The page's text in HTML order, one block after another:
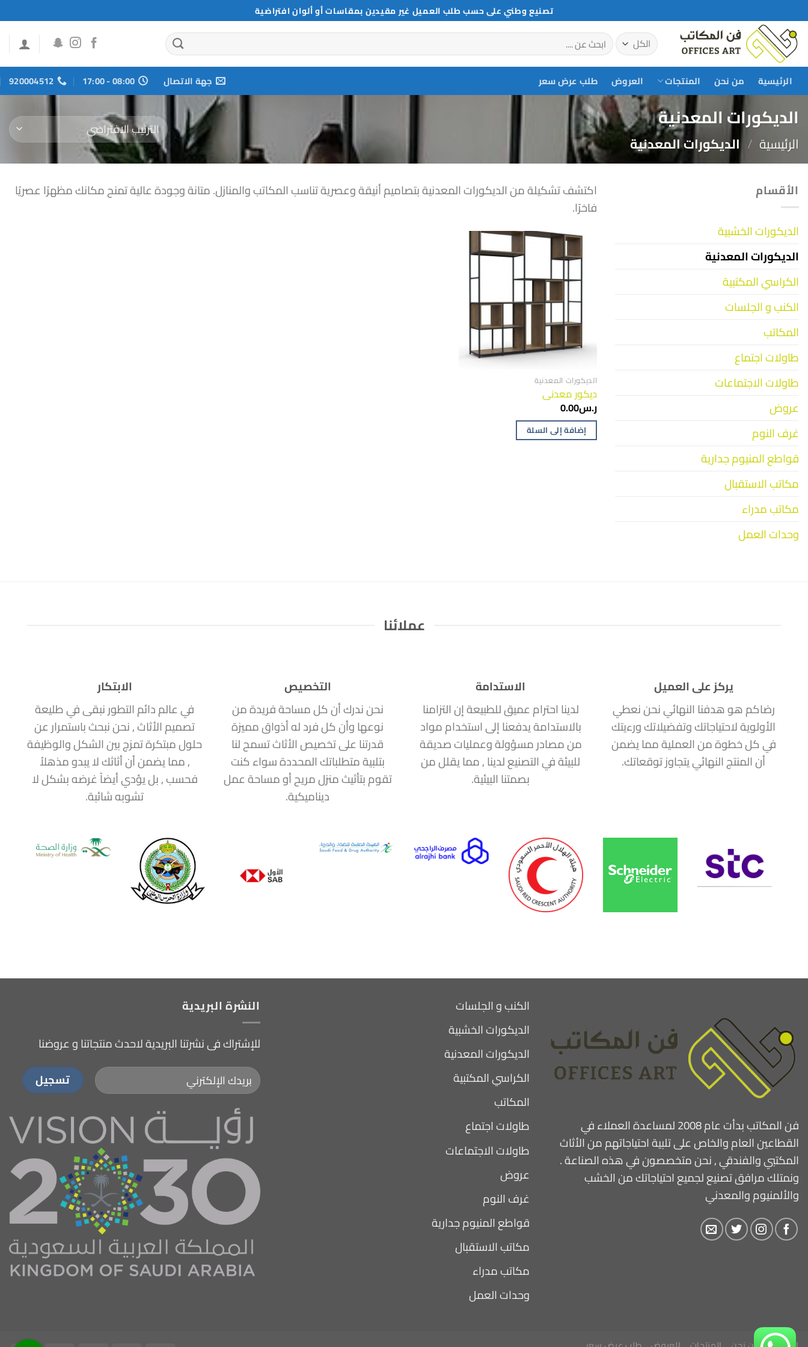
للمحتوى
تصنيع وطني على حسب طلب العميل غير مقيدين بمقاسات أو ألوان افتراضية
البحث
عن:
الرئيسية من نحن المنتجات العروض طلب عرض سعر جهة الاتصال 08:00 - 17:00
920004512
الديكورات المعدنية
الرئيسية / الديكورات المعدنية
الأقسام
الديكورات الخشبية
الديكورات المعدنية
الكراسي المكتبية
الكنب و الجلسات
المكاتب
طاولات اجتماع
طاولات الاجتماعات
عروض
غرف النوم
قواطع المنيوم جدارية
مكاتب الاستقبال
مكاتب مدراء
وحدات العمل
اكتشف تشكيلة من الديكورات المعدنية بتصاميم أنيقة وعصرية تناسب المكاتب والمنازل. متانة وجودة عالية تمنح مكانك مظهرًا عصريًا
فاخرًا.
الديكورات المعدنية
ديكور معدنى
ر.س0.00
إضافة إلى السلة
عملائنا
يركز على العميل
رضاكم هو هدفنا النهائي نحن نعطي
الأولوية لاحتياجاتك وتفضيلاتك ورءيتك
في كل خطوة من العملية مما يضمن
أن المنتج النهائي يتجاوز توقعاتك.
الاستدامة
لدينا احترام عميق للطبيعة إن التزامنا
بالاستدامة يدفعنا إلى استخدام مواد
من مصادر مسؤولة وعمليات صديقة
للبيئة في التصنيع لدينا , مما يقلل من
بصمتنا البيئية.
التخصيص
نحن ندرك أن كل مساحة فريدة من
نوعها وأن كل فرد له أذواق مميزة
قدرتنا على تخصيص الأثاث تسمح لنا
بتلبية متطلباتك المحددة سواء كنت
تقوم بتأثيث منزل مريح أو مساحة عمل
ديناميكية.
الابتكار
في عالم دائم التطور نبقى في طليعة
تصميم الأثاث , نحن نبحث باستمرار عن
حلول مبتكرة تمزج بين الشكل والوظيفة
, مما يضمن أن أثاثك لا يبدو مذهلاُ
فحسب , بل يؤدي أيضاً غرضه بشكل لا
تشوبه شائبة.
فن المكاتب بدأت عام 2008 لمساعدة العملاء في
القطاعين العام والخاص على تلبية احتياجاتهم من الأثاث
المكتبي والفندقي , نحن متخصصون في هذه الصناعة .
ونمتلك مرافق تصنيع لجميع احتياجاتك من الخشب
والألمنيوم والمعدني
الكنب و الجلسات
الديكورات الخشبية
الديكورات المعدنية
الكراسي المكتبية
المكاتب
طاولات اجتماع
طاولات الاجتماعات
عروض
غرف النوم
قواطع المنيوم جدارية
مكاتب الاستقبال
مكاتب مدراء
وحدات العمل
النشرة البريدية
للإشتراك فى نشرتنا البريدية لاحدث منتجاتنا و عروضنا